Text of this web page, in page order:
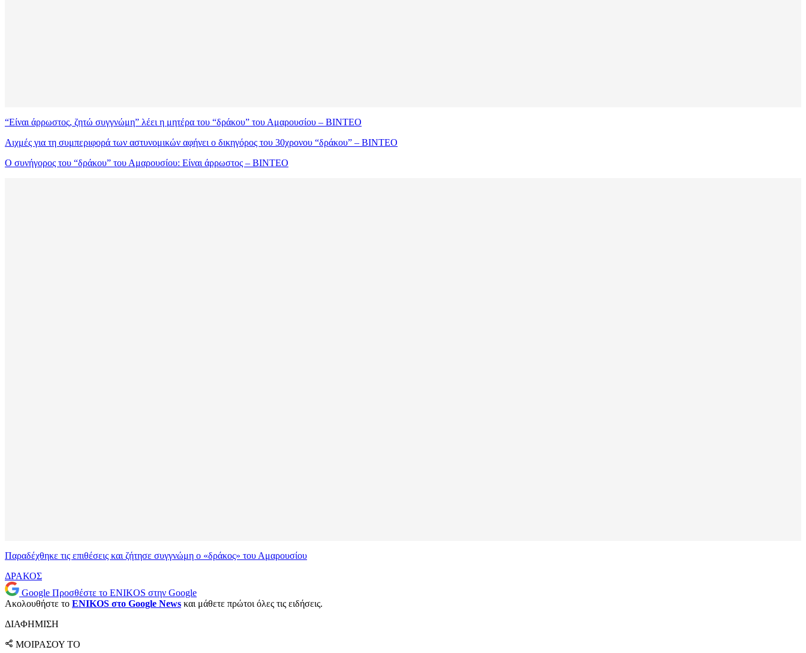
“Είναι άρρωστος, ζητώ συγγνώμη” λέει η μητέρα του “δράκου” του Αμαρουσίου – ΒΙΝΤΕΟ
Αιχμές για τη συμπεριφορά των αστυνομικών αφήνει ο δικηγόρος του 30χρονου “δράκου” – ΒΙΝΤΕΟ
Ο συνήγορος του “δράκου” του Αμαρουσίου: Είναι άρρωστος – ΒΙΝΤΕΟ
Παραδέχθηκε τις επιθέσεις και ζήτησε συγγνώμη ο «δράκος» του Αμαρουσίου
ΔΡΑΚΟΣ
Google Προσθέστε το ENIKOS στην Google
Ακολουθήστε το ENIKOS στο Google News και μάθετε πρώτοι όλες τις ειδήσεις.
ΔΙΑΦΗΜΙΣΗ
ΜΟΙΡΑΣΟΥ ΤΟ